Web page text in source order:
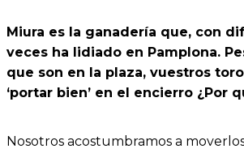
Miura es la ganadería que, con
veces ha lidiado en Pamplona.
que son en la plaza, vuestros
‘portar bien’ en el encierro ¿Por
Nosotros acostumbramos a